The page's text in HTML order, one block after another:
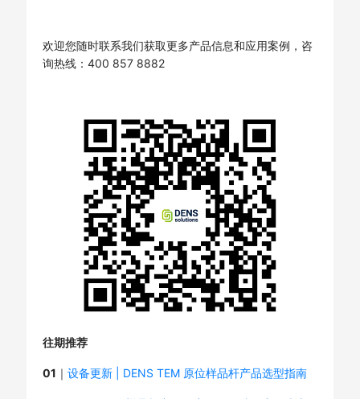
欢迎您随时联系我们获取更多产品信息和应用案例，咨
询热线：400 857 8882
往期推荐
01 ｜ 设备更新 | DENS TEM 原位样品杆产品选型指南